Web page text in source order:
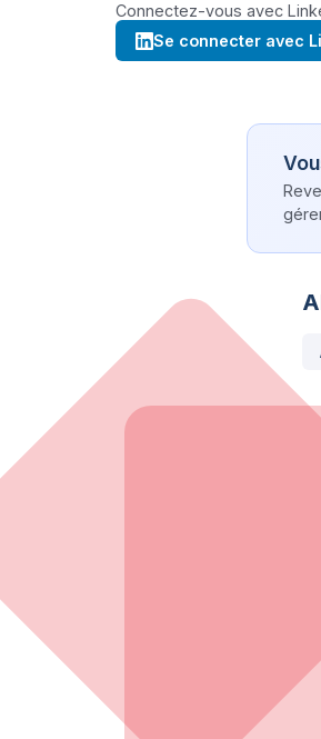
Connectez-vous avec
Se connecter avec